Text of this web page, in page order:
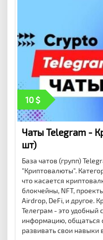
10
Чаты Telegram -
шт)
База чатов (групп)
"Криптовалюты".
что касается
блокчейны, NFT,
Airdrop, DeFi, и другое.
Телеграм - это удобный
информацию, общаться
развивать свои